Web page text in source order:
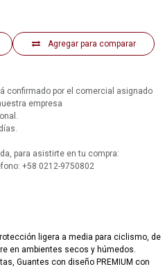
Agregar para comparar
confirmado por el comercial asignado
empresa
para asistirte en tu compra:
+58 0212-9750802
ligera a media para ciclismo, de
en ambientes secos y húmedos.
Guantes con diseño PREMIUM con